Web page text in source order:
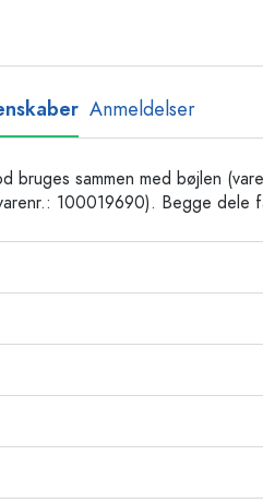
Anmeldelser
bruges sammen med bøjlen
100019690). Begge dele